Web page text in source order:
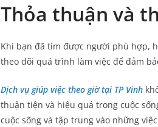
Thỏa thuận và
Khi bạn đã tìm được người phù hợp,
theo dõi quá trình làm việc để đảm
Dịch vụ giúp việc theo giờ tại TP Vinh
thuận tiện và hiệu quả trong cuộc
cuộc sống và tập trung vào những